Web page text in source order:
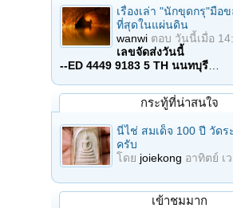
เรื่องเล่า "นักขุดกรุ"มือ
ที่สุดในแผ่นดิน
wanwi ตอบ วันนี้เมื่อ
เลขจัดส่งวันนี้
--ED 4449 9183 5 TH นนทบุรี
กระทู้ที่น่าสนใจ
นี่ไช่ สมเด็จ 100 ปี วัดร
ครับ
โดย joiekong อาทิตย์ เ
เข้าชมมาก